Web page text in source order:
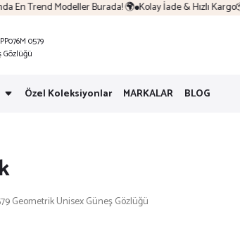
En Trend Modeller Burada! 🌍 Kolay İade & Hızlı Kargo📦
Özel Koleksiyonlar MARKALAR BLOG
Geometrik Unisex Güneş Gözlüğü